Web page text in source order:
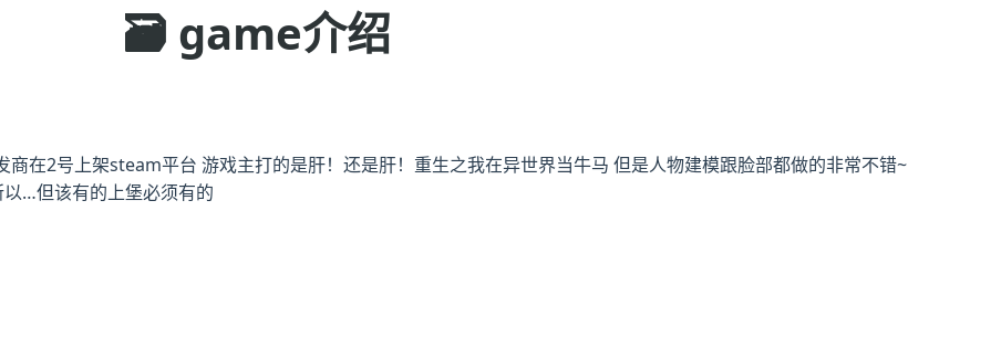
🗃️ game介绍
在2号上架steam平台 游戏主打的是肝！还是肝！重生之我在异世界当牛马 但是人物建模跟脸部都做的非常不错~
…但该有的上堡必须有的